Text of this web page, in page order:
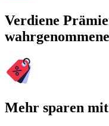
Verdiene
Mehr sparen